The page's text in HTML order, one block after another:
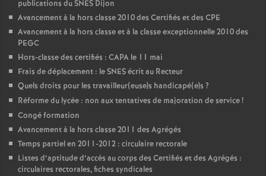
publications du SNES Dijon
Avancement à la hors classe 2010 des Certifiés et des CPE
Avancement à la hors classe et à la classe exceptionnelle 2010 des
PEGC
Hors-classe des certifiés : CAPA le 11 mai
Frais de déplacement : le SNES écrit au Recteur
Quels droits pour les travailleur(euse)s handicapé(e)s ?
Réforme du lycée : non aux tentatives de majoration de service!
Congé formation
Avancement à la hors classe 2011 des Agrégés
Temps partiel en 2011-2012 : circulaire rectorale
Listes d’aptitude d’accès au corps des Certifiés et des Agrégés :
circulaires rectorales, fiches syndicales